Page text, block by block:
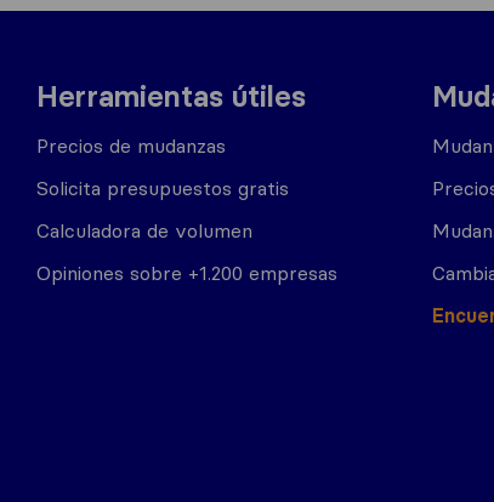
Herramientas útiles
Precios de mudanzas
Solicita presupuestos gratis
Calculadora de volumen
Opiniones sobre +1.200 empresas